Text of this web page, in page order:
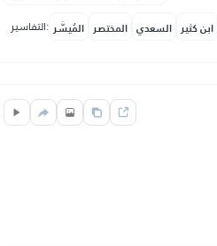
التفاسير: المُيسَّر المختصر السعدي ابن كثير